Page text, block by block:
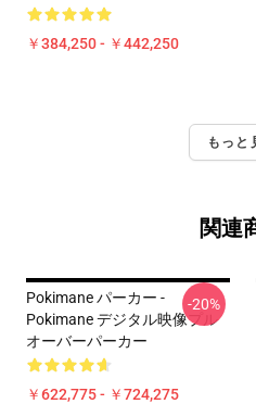
￥384,250 - ￥442,250
もっと
関連
Pokimane パーカー -
Pokimane デジタル映像プル
オーバーパーカー
￥622,775 - ￥724,275
-20%